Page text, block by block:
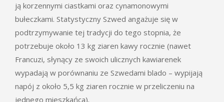
ją korzennymi ciastkami oraz cynamonowymi
bułeczkami. Statystyczny Szwed angażuje się w
podtrzymywanie tej tradycji do tego stopnia, że
potrzebuje około 13 kg ziaren kawy rocznie (nawet
Francuzi, słynący ze swoich ulicznych kawiarenek
wypadają w porównaniu ze Szwedami blado – wypijają
napój z około 5,5 kg ziaren rocznie w przeliczeniu na
jednego mieszkańca).